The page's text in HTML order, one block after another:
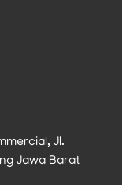
Jl.
Jawa Barat